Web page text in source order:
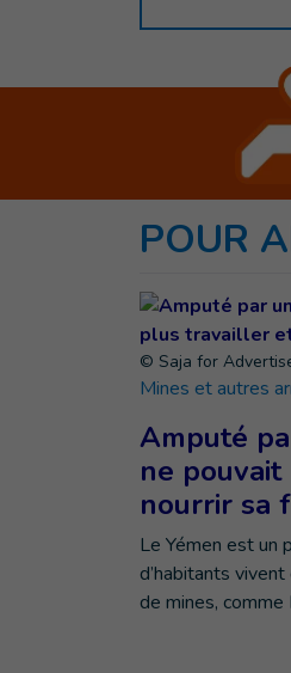
POUR
© Saja for
Mines et autres
Amputé
ne
nourrir sa
Le Yémen est un
d’habitants
de mines, comme